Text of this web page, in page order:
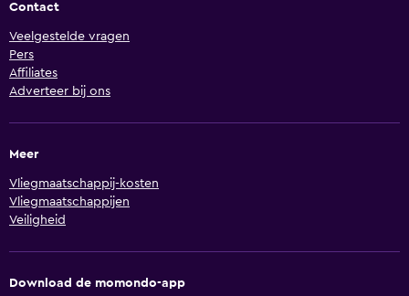
Contact
Veelgestelde vragen
Pers
Affiliates
Adverteer bij ons
Meer
Vliegmaatschappij-kosten
Vliegmaatschappijen
Veiligheid
Download de momondo-app